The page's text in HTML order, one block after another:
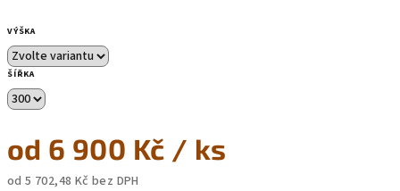
VÝŠKA
ŠÍŘKA
od 6 900 Kč / ks
od5 702,48 Kč bez DPH